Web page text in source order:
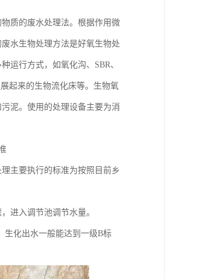
质的废水处理法。根据作用微
水生物处理方法是好氧生物处
运行方式，如氧化沟、SBR、
起来的生物流化床等。生物氧
泥。使用的处理设备主要为消
主要执行的标准为按照目前乡
进入调节池调节水量。
生化出水一般能达到一级B标